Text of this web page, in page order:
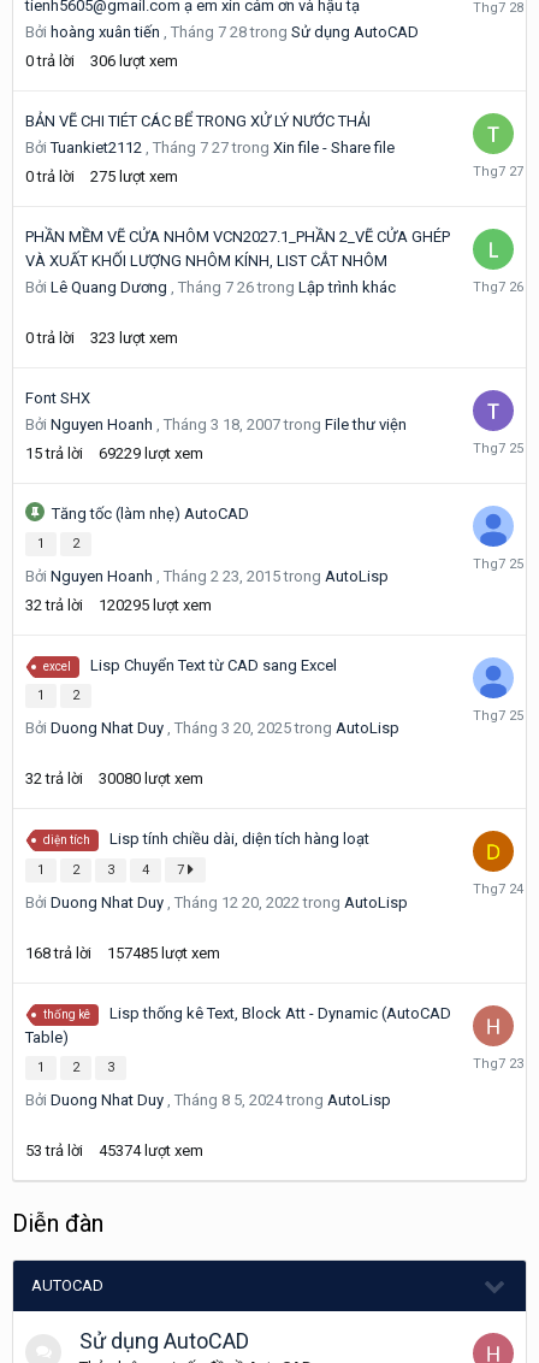
tienh5605@gmail.com ạ em xin cảm ơn và hậu tạ
Bởi hoàng xuân tiến , Tháng 7 28trong Sử dụng AutoCAD
0 trả lời 306 lượt xem
BẢN VẼ CHI TIÉT CÁC BỂ TRONG XỬ LÝ NƯỚC THẢI
BởiTuankiet2112 , Tháng 7 27trong Xin file - Share file
0 trả lời 275 lượt xem
Tháng
PHẦN MỀM VẼ CỬA NHÔM VCN2027.1_PHẦN 2_VẼ CỬA GHÉP
VÀ XUẤT KHỐI LƯỢNG NHÔM KÍNH, LIST CẮT NHÔM
Bởi Lê Quang Dương , Tháng 7 26trong Lập trình khác
0 trả lời 323 lượt xem
Tháng
Font SHX
Bởi Nguyen Hoanh , Tháng 3 18, 2007trong File thư viện
15 trả lời 69229 lượt xem
Tháng
Tăng tốc (làm nhẹ) AutoCAD
1 2
Bởi Nguyen Hoanh , Tháng 2 23, 2015trong AutoLisp
32 trả lời 120295 lượt xem
Tháng
excel Lisp Chuyển Text từ CAD sang Excel
1 2
Bởi Duong Nhat Duy , Tháng 3 20, 2025trong AutoLisp
32 trả lời 30080 lượt xem
Tháng
diện tích Lisp tính chiều dài, diện tích hàng loạt
1 2 3 4 7
Bởi Duong Nhat Duy , Tháng 12 20, 2022trong AutoLisp
168 trả lời 157485 lượt xem
Tháng
thống kê
Lisp thống kê Text, Block Att - Dynamic (AutoCAD
Table)
1 2 3
Bởi Duong Nhat Duy , Tháng 8 5, 2024trong AutoLisp
53 trả lời 45374 lượt xem
Tháng
Diễn đàn
AUTOCAD
Sử dụng AutoCAD